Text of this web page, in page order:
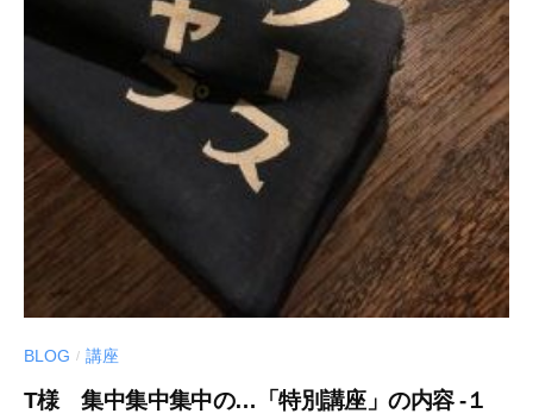
BLOG / 講座
T様 集中集中集中の…「特別講座」の内容 -１